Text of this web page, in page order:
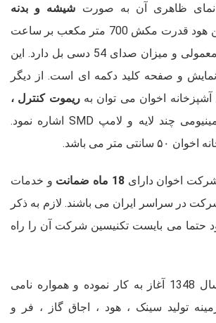
ظاهری آن به صورت شیشه و بدنه
می باشد. این هود قدرت مکش 700 متر مکعب بر ساعت
دارد. نوع موتور آن معمولی و میزان صدای 54 دسی بل دارد. این
و صفحه کلید دکمه ای است. از دیگر
اخوان می توان بهریموت کنترل ،
، فیلتر آلومینیومی چند لایه و لامپ SMD اشاره نمود.
متر می باشد.
اخوان دارای18 ماه ضمانت
و خدمات
در سراسر ایران می باشند. لازم به ذکر
حتما می بایست تکنیسین شرکت آن را راه
کارخانه اخوان از سال 1348 آغاز به کار نموده و همواره نامی
تولید سینک ، هود ، اجاق گاز ، فر و